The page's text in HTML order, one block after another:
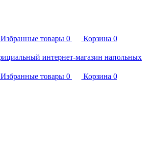
Избранные товары 0 Корзина 0
Избранные товары 0 Корзина 0